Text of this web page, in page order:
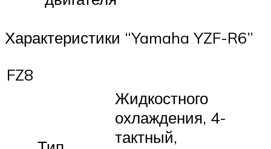
Характеристики “Yamaha YZF-R6”
FZ8
Жидкостного
охлаждения, 4-
тактный,